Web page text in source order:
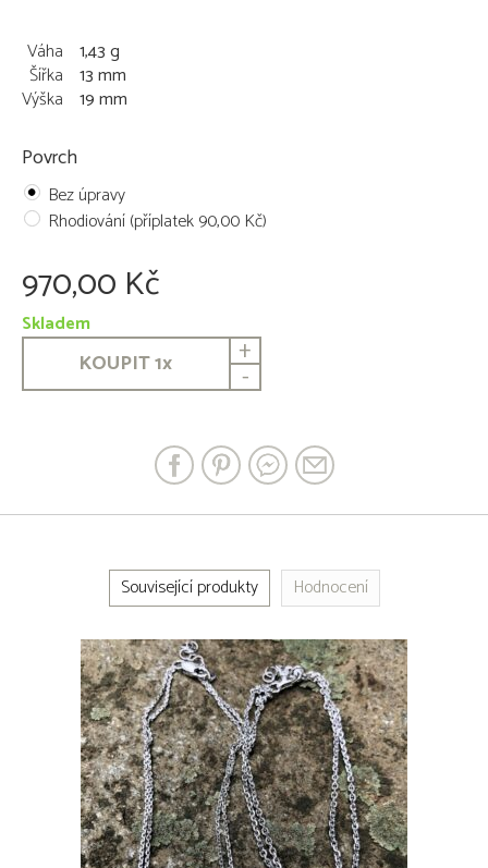
Váha 1,43 g
Šířka 13 mm
Výška 19 mm
Povrch
Bez úpravy
Rhodiování (příplatek 90,00 Kč)
970,00 Kč
Skladem
KOUPIT1x +
-
Související produkty Hodnocení